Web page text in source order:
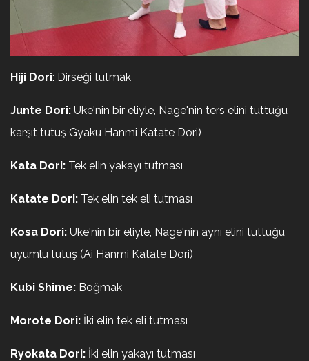
Hiji Dori: Dirseği tutmak
Junte Dori: Uke'nin bir eliyle, Nage'nin ters elini tuttuğu
karşıt tutuş Gyaku Hanmi Katate Dori)
Kata Dori: Tek elin yakayı tutması
Katate Dori: Tek elin tek eli tutması
Kosa Dori: Uke'nin bir eliyle, Nage'nin aynı elini tuttuğu
uyumlu tutuş (Ai Hanmi Katate Dori)
Kubi Shime: Boğmak
Morote Dori: İki elin tek eli tutması
Ryokata Dori: İki elin yakayı tutması